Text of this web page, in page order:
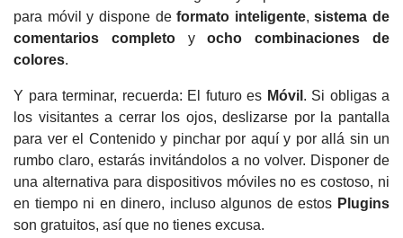
para móvil y dispone deformato inteligente,sistema de
comentarios completoyocho combinaciones de
colores.
Y para terminar, recuerda: El futuro es Móvil . Si obligas a
los visitantes a cerrar los ojos, deslizarse por la pantalla
para ver el Contenido y pinchar por aquí y por allá sin un
rumbo claro, estarás invitándolos a no volver. Disponer de
una alternativa para dispositivos móviles no es costoso, ni
en tiempo ni en dinero, incluso algunos de estos Plugins
son gratuitos, así que no tienes excusa.